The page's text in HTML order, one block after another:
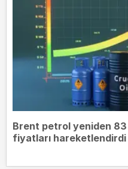
Brent petrol yeniden 83
fiyatları hareketlendirdi